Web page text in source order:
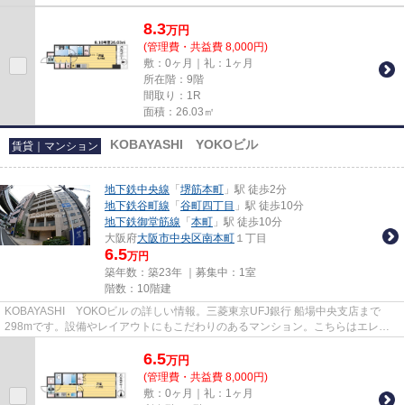
8.3万円
(管理費・共益費 8,000円)
敷：0ヶ月｜礼：1ヶ月
所在階：9階
間取り：1R
面積：26.03㎡
賃貸｜マンション KOBAYASHI YOKOビル
地下鉄中央線 「 堺筋本町 」駅 徒歩2分
地下鉄谷町線 「 谷町四丁目 」駅 徒歩10分
地下鉄御堂筋線 「 本町 」駅 徒歩10分
大阪府大阪市中央区南本町 １丁目
6.5万円
築年数：築23年 ｜募集中： 1室
階数：10階建
KOBAYASHI YOKOビル の詳しい情報。三菱東京UFJ銀行 船場中央支店まで
298mです。設備やレイアウトにもこだわりのあるマンション。こちらはエレベ
6.5万円
(管理費・共益費 8,000円)
敷：0ヶ月｜礼：1ヶ月